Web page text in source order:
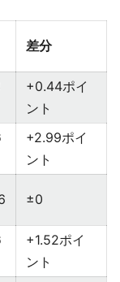
差分
+0.44ポイ
ント
+2.99ポイ
ント
±0
+1.52ポイ
ント